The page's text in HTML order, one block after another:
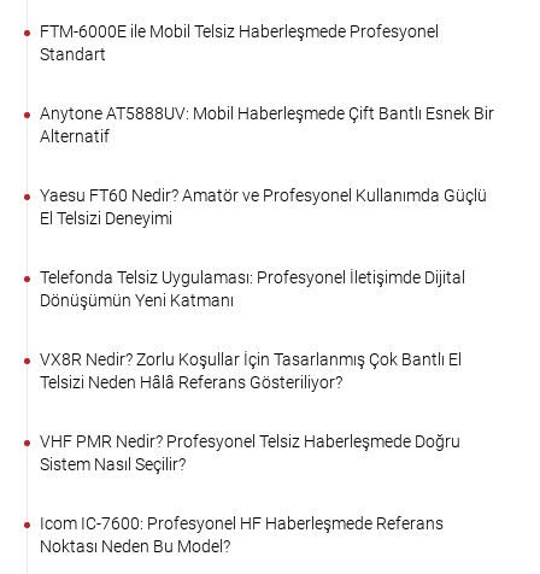
FTM-6000E ile Mobil Telsiz Haberleşmede Profesyonel
Standart
Anytone AT5888UV: Mobil Haberleşmede Çift Bantlı Esnek Bir
Alternatif
Yaesu FT60 Nedir? Amatör ve Profesyonel Kullanımda Güçlü
El Telsizi Deneyimi
Telefonda Telsiz Uygulaması: Profesyonel İletişimde Dijital
Dönüşümün Yeni Katmanı
VX8R Nedir? Zorlu Koşullar İçin Tasarlanmış Çok Bantlı El
Telsizi Neden Hâlâ Referans Gösteriliyor?
VHF PMR Nedir? Profesyonel Telsiz Haberleşmede Doğru
Sistem Nasıl Seçilir?
Icom IC-7600: Profesyonel HF Haberleşmede Referans
Noktası Neden Bu Model?